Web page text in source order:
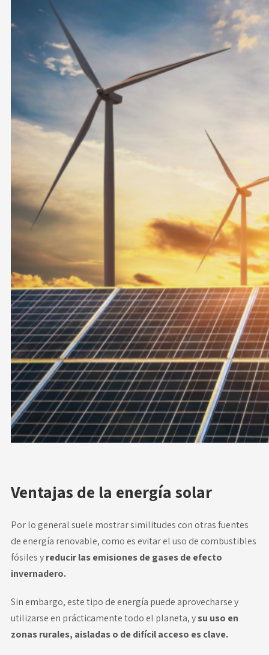
Ventajas de la energía solar
Por lo general suele mostrar similitudes con otras fuentes
de energía renovable, como es evitar el uso de combustibles
fósiles yreducir las emisiones de gases de efecto
invernadero.
Sin embargo, este tipo de energía puede aprovecharse y
utilizarse en prácticamente todo el planeta, ysu uso en
zonas rurales, aisladas o de difícil acceso es clave.